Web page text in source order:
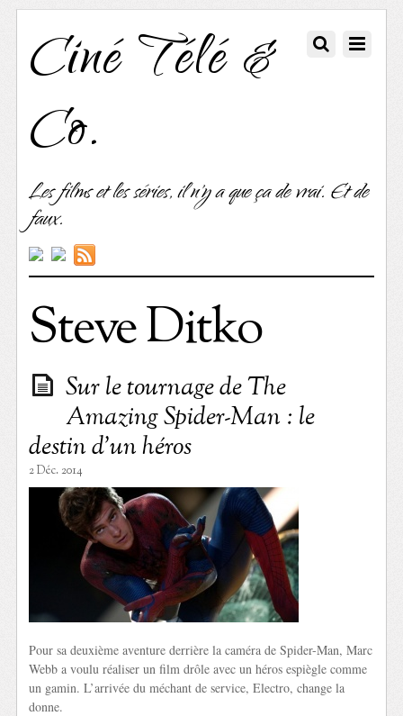
Ciné Télé &
Co.
Les films et les séries, il n'y a que ça de vrai. Et de
faux.
Steve Ditko
Sur le tournage de The
Amazing Spider-Man : le
destin d’un héros
2 Déc. 2014
Pour sa deuxième aventure derrière la caméra de Spider-Man, Marc
Webb a voulu réaliser un film drôle avec un héros espiègle comme
un gamin. L’arrivée du méchant de service, Electro, change la
donne.